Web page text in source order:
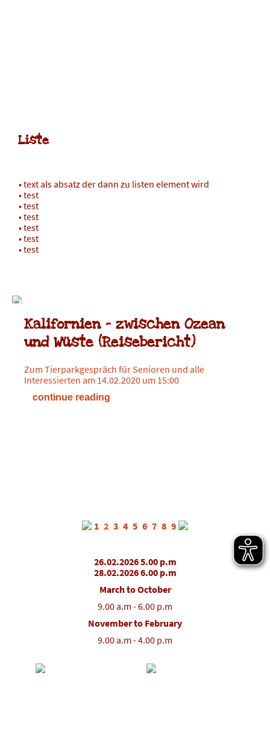
Liste
text als absatz der dann zu listen element wird
test
test
test
test
test
test
Kalifornien - zwischen Ozean
und Wüste (Reisebericht)
Zum Tierparkgespräch für Senioren und alle
Interessierten am 14.02.2020 um 15:00
continue reading
1 2 3 4 5 6 7 8 9
26.02.2026 5.00 p.m
28.02.2026 6.00 p.m
March to October
9.00 a.m - 6.00 p.m
November to February
9.00 a.m - 4.00 p.m